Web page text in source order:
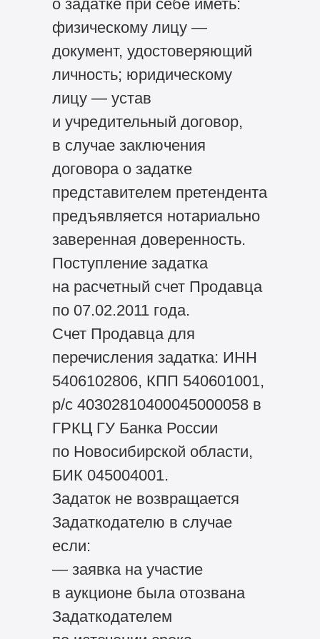
о задатке при себе иметь:
физическому лицу —
документ, удостоверяющий
личность; юридическому
лицу — устав
и учредительный договор,
в случае заключения
договора о задатке
представителем претендента
предъявляется нотариально
заверенная доверенность.
Поступление задатка
на расчетный счет Продавца
по 07.02.2011 года.
Счет Продавца для
перечисления задатка: ИНН
5406102806, КПП 540601001,
р/с 40302810400045000058 в
ГРКЦ ГУ Банка России
по Новосибирской области,
БИК 045004001.
Задаток не возвращается
Задаткодателю в случае
если:
— заявка на участие
в аукционе была отозвана
Задаткодателем